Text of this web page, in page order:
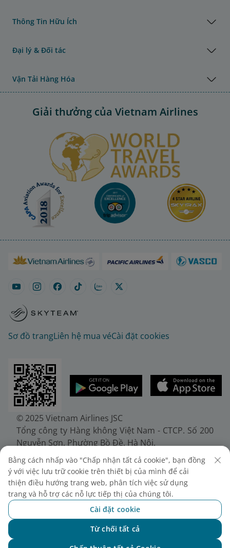
Thông Tin Hữu Ích
Đại lý & Đối tác
Vận Tải Hàng Hóa
Giải thưởng của Vietnam Airlines
Sơ đồ trangLiên hệ mua véCài đặt cookies
© 2025 Vietnam Airlines JSC
Tổng công ty Hàng không Việt Nam - CTCP. Số 200
Nguyễn Sơn, Phường Bồ Đề, Hà Nội.
Điện thoại: (+84-24) 38272289. Fax: (+84-24)
38722375
Giấy chứng nhận đăng ký doanh nghiệp, mã số
doanh nghiệp 0100107518, đăng ký lần đầu ngày
30/6/2010, đăng ký thay đổi lần thứ 10 ngày
24/7/2025, cấp bởi Sở Tài chính Thành phố Hà Nội.
Bằng cách nhấp vào "Chấp nhận tất cả cookie", bạn đồng
ý với việc lưu trữ cookie trên thiết bị của mình để cải
thiện điều hướng trang web, phân tích việc sử dụng
trang và hỗ trợ các nỗ lực tiếp thị của chúng tôi.
Cài đặt cookie
Từ chối tất cả